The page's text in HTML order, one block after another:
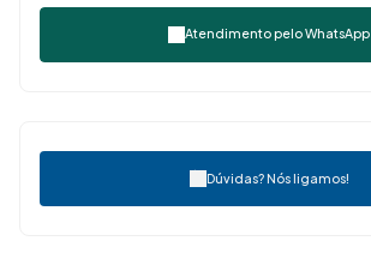
Atendimento peloWhatsApp
Dúvidas? Nós ligamos!